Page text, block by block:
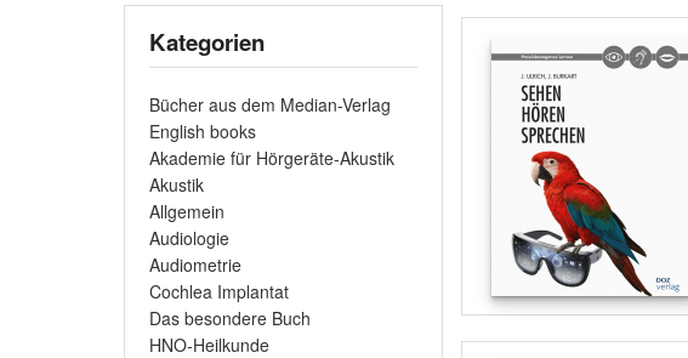
Kategorien
Bücher aus dem Median-Verlag
English books
Akademie für Hörgeräte-Akustik
Akustik
Allgemein
Audiologie
Audiometrie
Cochlea Implantat
Das besondere Buch
HNO-Heilkunde